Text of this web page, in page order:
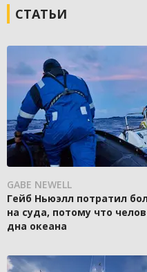
СТАТЬИ
GABE NEWELL
Гейб Ньюэлл потратил
на суда, потому что
дна океана